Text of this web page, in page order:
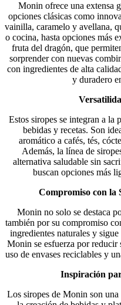
Monin ofrece una extensa
opciones clásicas como
vainilla, caramelo y avellana,
o cocina, hasta opciones más
fruta del dragón, que
sorprender con nuevas
con ingredientes de alta
y duradero
Estos siropes se integran a la
bebidas y recetas. Son
aromático a cafés, tés,
Además, la línea de
alternativa saludable sin
buscan opciones más
Compromiso con la
Monin no solo se destaca
también por su compromiso
ingredientes naturales y
Monin se esfuerza por
uso de envases reciclables y
Inspiración
Los siropes de Monin son